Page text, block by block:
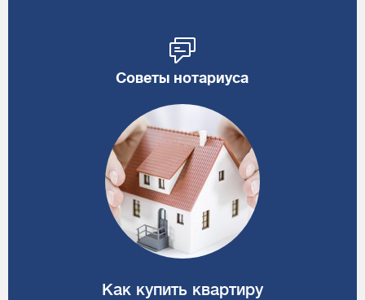
Советы нотариуса
Как купить квартиру